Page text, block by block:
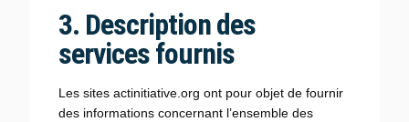
3. Description des
services fournis
Les sites actinitiative.org ont pour objet de fournir
des informations concernant l’ensemble des